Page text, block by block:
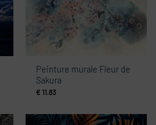
Peinture murale Fleur de
Sakura
€ 11.83